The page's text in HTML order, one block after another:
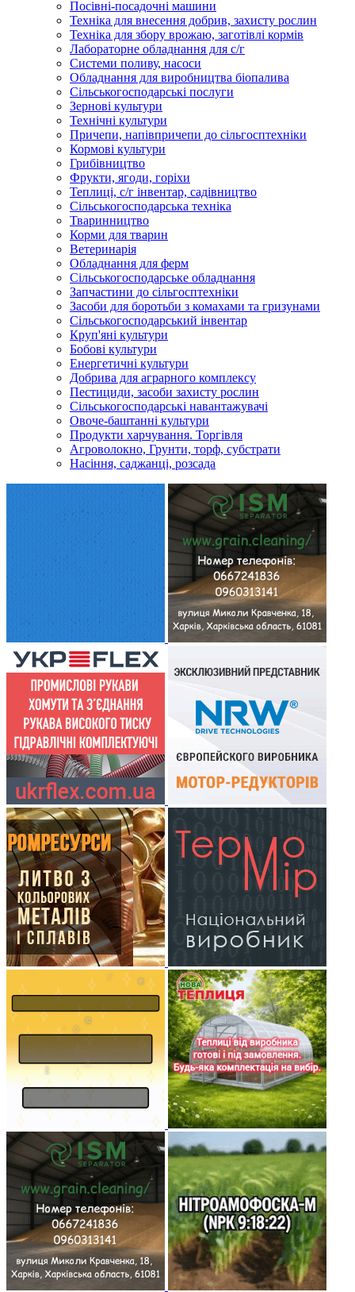
Посівні-посадочні машини
Техніка для внесення добрив, захисту рослин
Техніка для збору врожаю, заготівлі кормів
Лабораторне обладнання для с/г
Системи поливу, насоси
Обладнання для виробництва біопалива
Сільськогосподарські послуги
Зернові культури
Технічні культури
Причепи, напівпричепи до сільгосптехніки
Кормові культури
Грибівництво
Фрукти, ягоди, горіхи
Теплиці, с/г інвентар, садівництво
Сільськогосподарська техніка
Тваринництво
Корми для тварин
Ветеринарія
Обладнання для ферм
Сільськогосподарське обладнання
Запчастини до сільгосптехніки
Засоби для боротьби з комахами та гризунами
Сільськогосподарський інвентар
Круп'яні культури
Бобові культури
Енергетичні культури
Добрива для аграрного комплексу
Пестициди, засоби захисту рослин
Сільськогосподарські навантажувачі
Овоче-баштанні культури
Продукти харчування. Торгівля
Агроволокно, Грунти, торф, субстрати
Насіння, саджанці, розсада